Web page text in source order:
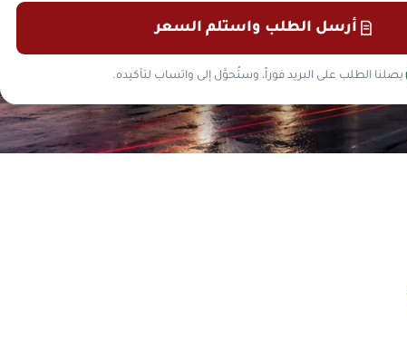
أرسل الطلب واستلم السعر
يصلنا الطلب على البريد فوراً، وستُحوَّل إلى واتساب لتأكيده.